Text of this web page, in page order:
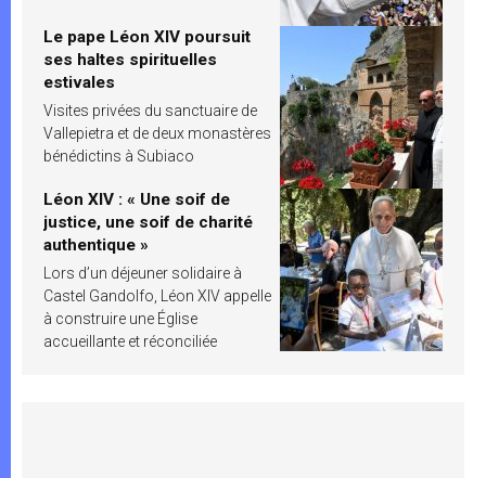
Le pape Léon XIV poursuit
ses haltes spirituelles
estivales
Visites privées du sanctuaire de
Vallepietra et de deux monastères
bénédictins à Subiaco
Léon XIV : « Une soif de
justice, une soif de charité
authentique »
Lors d’un déjeuner solidaire à
Castel Gandolfo, Léon XIV appelle
à construire une Église
accueillante et réconciliée